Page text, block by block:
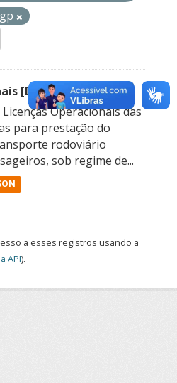
[Descontinuado]
Operacionais das
para prestação do
rodoviário
sob regime de...
a esses registros usando a
API).